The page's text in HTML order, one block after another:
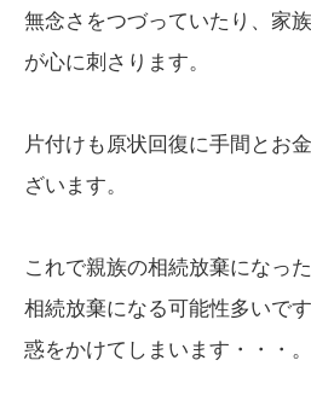
無念さをつづっていたり、家
が心に刺さります。
片付けも原状回復に手間とお
ざいます。
これで親族の相続放棄になっ
相続放棄になる可能性多いで
惑をかけてしまいます・・・。